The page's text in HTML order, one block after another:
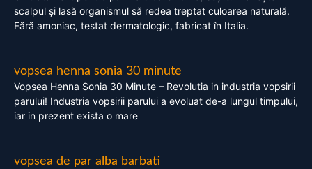
scalpul și lasă organismul să redea treptat culoarea naturală.
Fără amoniac, testat dermatologic, fabricat în Italia.
vopsea henna sonia 30 minute
Vopsea Henna Sonia 30 Minute – Revolutia in industria vopsirii
parului! Industria vopsirii parului a evoluat de-a lungul timpului,
iar in prezent exista o mare
vopsea de par alba barbati